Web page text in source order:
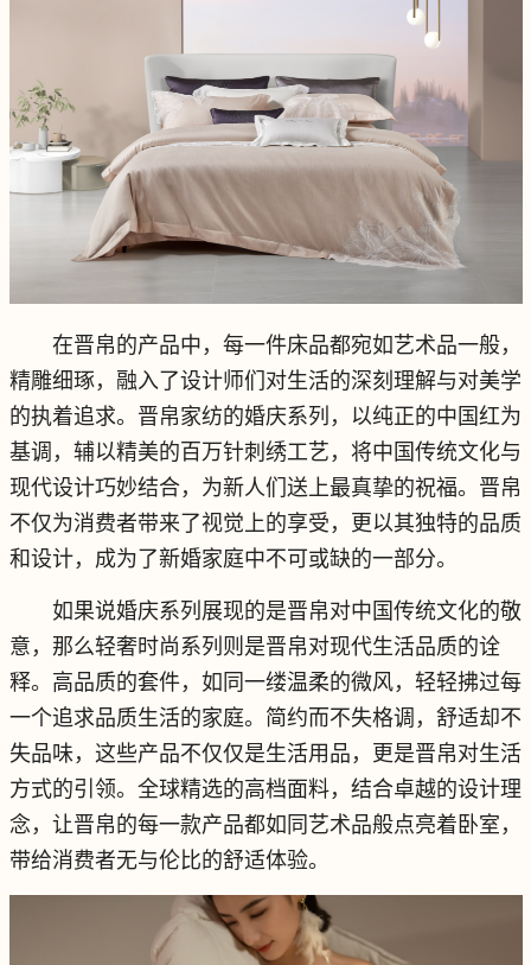
在晋帛的产品中，每一件床品都宛如艺术品一般，
精雕细琢，融入了设计师们对生活的深刻理解与对美学
的执着追求。晋帛家纺的婚庆系列，以纯正的中国红为
基调，辅以精美的百万针刺绣工艺，将中国传统文化与
现代设计巧妙结合，为新人们送上最真挚的祝福。晋帛
不仅为消费者带来了视觉上的享受，更以其独特的品质
和设计，成为了新婚家庭中不可或缺的一部分。
如果说婚庆系列展现的是晋帛对中国传统文化的敬
意，那么轻奢时尚系列则是晋帛对现代生活品质的诠
释。高品质的套件，如同一缕温柔的微风，轻轻拂过每
一个追求品质生活的家庭。简约而不失格调，舒适却不
失品味，这些产品不仅仅是生活用品，更是晋帛对生活
方式的引领。全球精选的高档面料，结合卓越的设计理
念，让晋帛的每一款产品都如同艺术品般点亮着卧室，
带给消费者无与伦比的舒适体验。